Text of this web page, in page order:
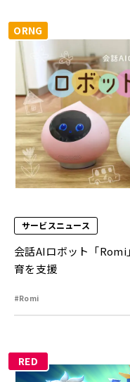
ORNG
サービスニュース
会話AIロボット「
育を支援
#Romi
RED